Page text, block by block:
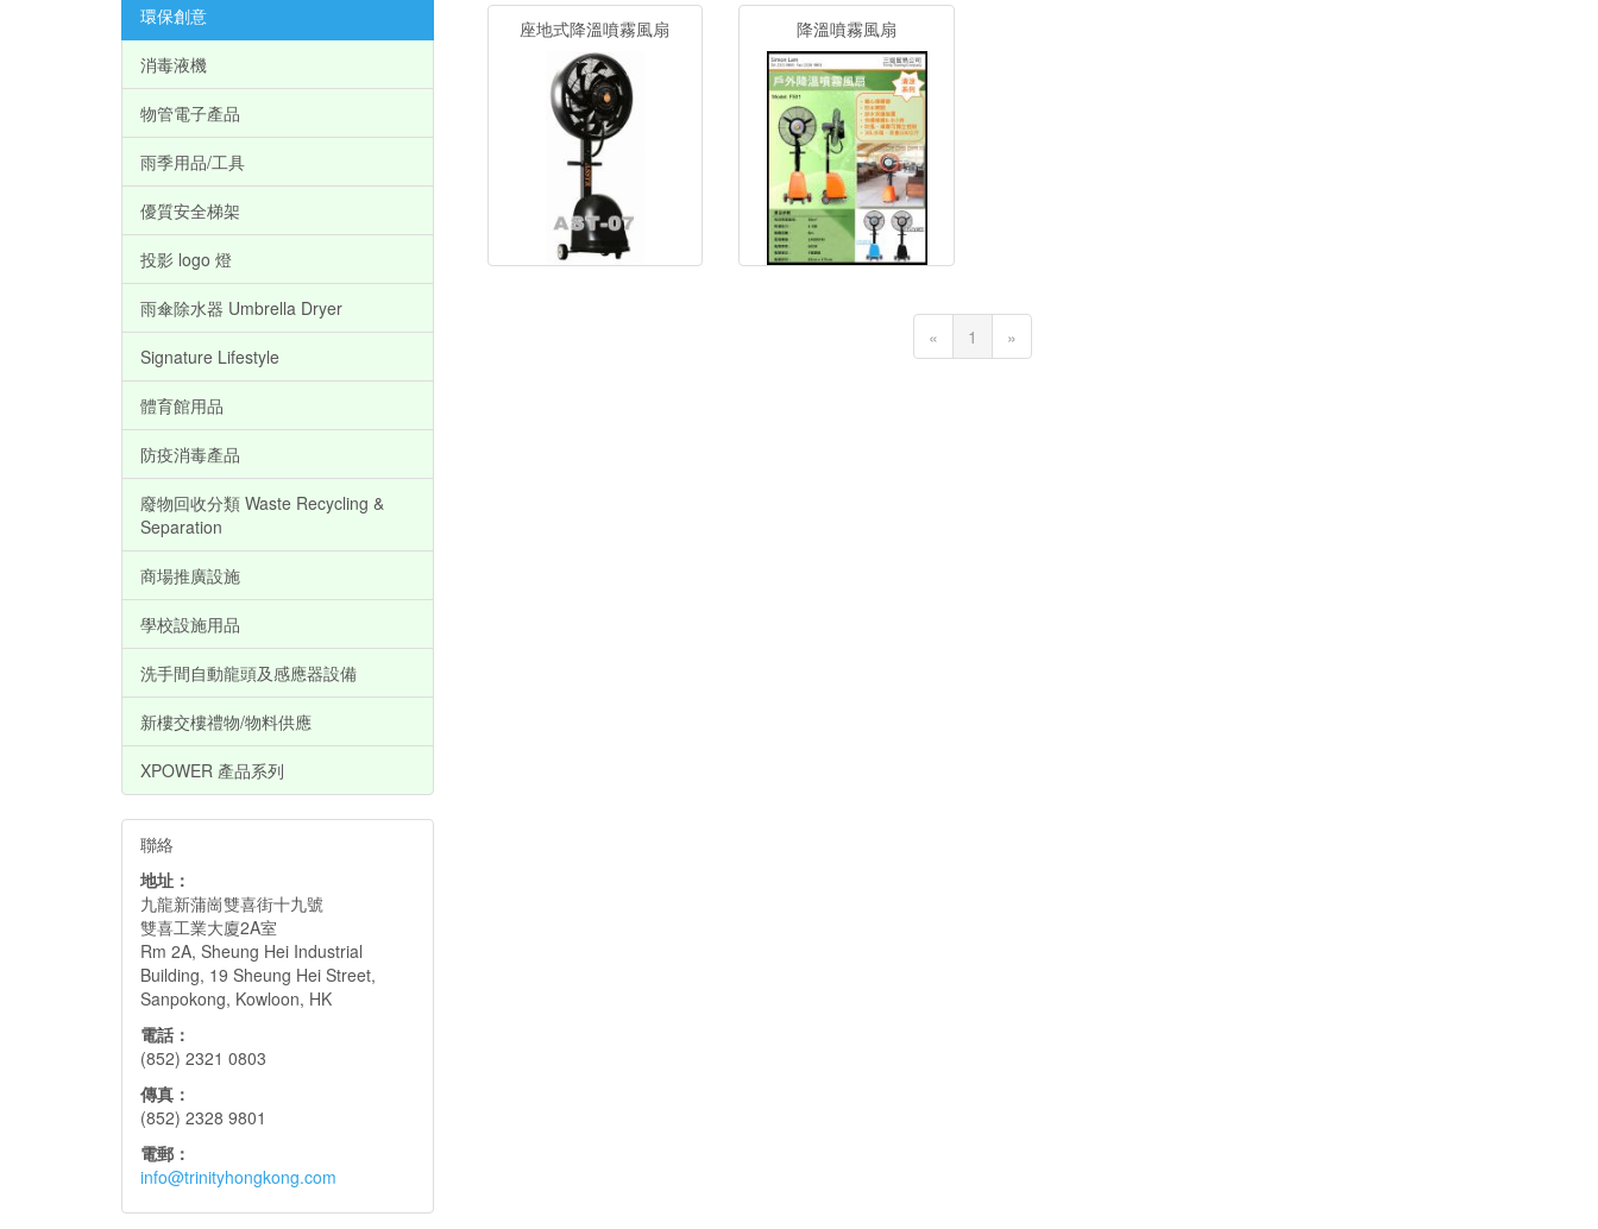
環保創意
消毒液機
物管電子產品
雨季用品/工具
優質安全梯架
投影 logo 燈
雨傘除水器 Umbrella Dryer
Signature Lifestyle
體育館用品
防疫消毒產品
廢物回收分類 Waste Recycling &
Separation
商場推廣設施
學校設施用品
洗手間自動龍頭及感應器設備
新樓交樓禮物/物料供應
XPOWER 產品系列
聯絡
地址：
九龍新蒲崗雙喜街十九號
雙喜工業大廈2A室
Rm 2A, Sheung Hei Industrial
Building, 19 Sheung Hei Street,
Sanpokong, Kowloon, HK
電話：
(852) 2321 0803
傳真：
(852) 2328 9801
電郵：
info@trinityhongkong.com
座地式降溫噴霧風扇 降溫噴霧風扇
« Previous
1 (current)
»